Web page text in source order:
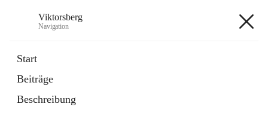
Viktorsberg
Navigation
Start
Beiträge
Beschreibung
1 Schnellzugriff